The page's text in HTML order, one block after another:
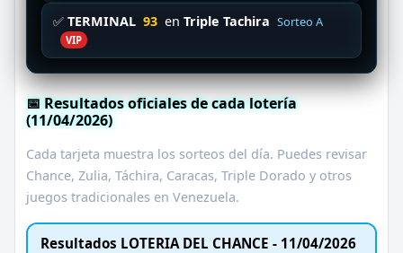
✅ TERMINAL 93 en Triple Tachira Sorteo A
VIP
📅 Resultados oficiales de cada lotería
(11/04/2026)
Cada tarjeta muestra los sorteos del día. Puedes revisar
Chance, Zulia, Táchira, Caracas, Triple Dorado y otros
juegos tradicionales en Venezuela.
Resultados LOTERIA DEL CHANCE - 11/04/2026